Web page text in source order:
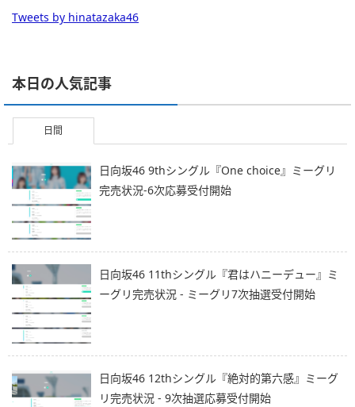
Tweets by hinatazaka46
本日の人気記事
日間
日向坂46 9thシングル『One choice』ミーグリ
完売状況-6次応募受付開始
日向坂46 11thシングル『君はハニーデュー』ミ
ーグリ完売状況 - ミーグリ7次抽選受付開始
日向坂46 12thシングル『絶対的第六感』ミーグ
リ完売状況 - 9次抽選応募受付開始